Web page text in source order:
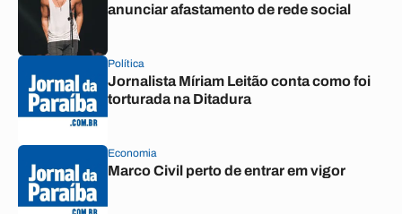
anunciar afastamento de rede social
Política
Jornalista Míriam Leitão conta como foi
torturada na Ditadura
Economia
Marco Civil perto de entrar em vigor